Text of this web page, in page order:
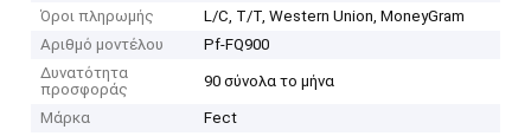
Όροι πληρωμής
L/C, T/T, Western Union, MoneyGram
Αριθμό μοντέλου
Pf-FQ900
Δυνατότητα
προσφοράς
90 σύνολα το μήνα
Μάρκα
Fect